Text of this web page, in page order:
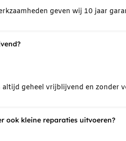
geven wij 10 jaar
altijd geheel vrijblijvend en
ook kleine reparaties uitvoeren?